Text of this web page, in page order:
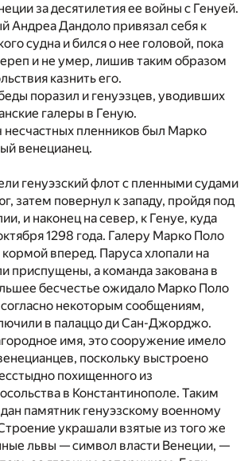
за десятилетия ее войны с Генуей.
Андреа Дандоло привязал себя к
судна и бился о нее головой, пока
и не умер, лишив таким образом
казнить его.
поразил и генуэзцев, уводивших
галеры в Геную.
несчастных пленников был Марко
венецианец.
генуэзский флот с пленными судами
затем повернул к западу, пройдя под
и наконец на север, к Генуе, куда
1298 года. Галеру Марко Поло
кормой вперед. Паруса хлопали на
приспущены, а команда закована в
бесчестье ожидало Марко Поло
согласно некоторым сообщениям,
в палаццо ди Сан-Джорджо.
имя, это сооружение имело
поскольку выстроено
похищенного из
в Константинополе. Таким
памятник генуэзскому военному
украшали взятые из того же
львы — символ власти Венеции, —